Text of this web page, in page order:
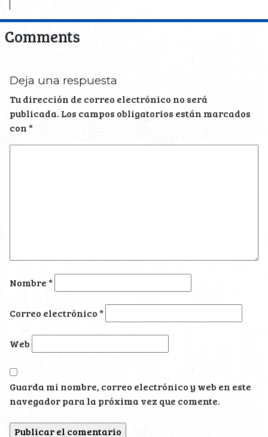
Comments
Deja una respuesta
Tu dirección de correo electrónico no será
publicada. Los campos obligatorios están marcados
con*
Nombre*
Correo electrónico*
Web
Guarda mi nombre, correo electrónico y web en este
navegador para la próxima vez que comente.